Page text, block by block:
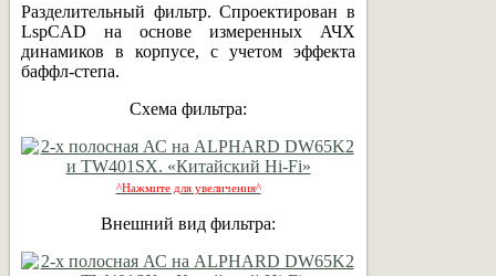
Разделительный фильтр. Спроектирован в
LspCAD на основе измеренных АЧХ
динамиков в корпусе, с учетом эффекта
баффл-степа.
Схема фильтра:
^Нажмите для увеличения^
Внешний вид фильтра: